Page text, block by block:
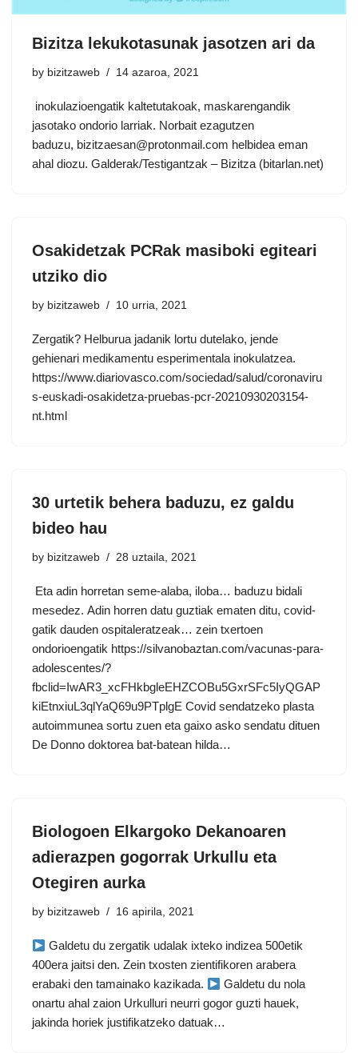
Bizitza lekukotasunak jasotzen ari da
by bizitzaweb 14 azaroa, 2021
inokulazioengatik kaltetutakoak, maskarengandik
jasotako ondorio larriak. Norbait ezagutzen
baduzu, bizitzaesan@protonmail.com helbidea eman
ahal diozu. Galderak/Testigantzak – Bizitza (bitarlan.net)
Osakidetzak PCRak masiboki egiteari
utziko dio
by bizitzaweb 10 urria, 2021
Zergatik? Helburua jadanik lortu dutelako, jende
gehienari medikamentu esperimentala inokulatzea.
https://www.diariovasco.com/sociedad/salud/coronaviru
s-euskadi-osakidetza-pruebas-pcr-20210930203154-
nt.html
30 urtetik behera baduzu, ez galdu
bideo hau
by bizitzaweb 28 uztaila, 2021
Eta adin horretan seme-alaba, iloba… baduzu bidali
mesedez. Adin horren datu guztiak ematen ditu, covid-
gatik dauden ospitaleratzeak… zein txertoen
ondorioengatik https://silvanobaztan.com/vacunas-para-
adolescentes/?
fbclid=IwAR3_xcFHkbgleEHZCOBu5GxrSFc5IyQGAP
kiEtnxiuL3qlYaQ69u9PTplgE Covid sendatzeko plasta
autoimmunea sortu zuen eta gaixo asko sendatu dituen
De Donno doktorea bat-batean hilda…
Biologoen Elkargoko Dekanoaren
adierazpen gogorrak Urkullu eta
Otegiren aurka
by bizitzaweb 16 apirila, 2021
Galdetu du zergatik udalak ixteko indizea 500etik
400era jaitsi den. Zein txosten zientifikoren arabera
erabaki den tamainako kazikada.
Galdetu du nola
onartu ahal zaion Urkulluri neurri gogor guzti hauek,
jakinda horiek justifikatzeko datuak…